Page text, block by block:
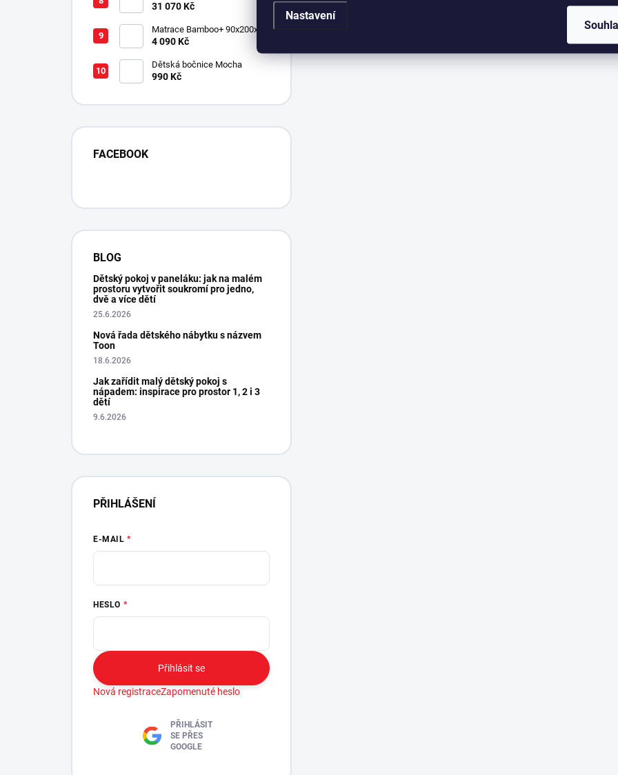
Nastavení
schody SET Mocha Studio
31 070 Kč
Matrace Bamboo+ 90x200x19
cm
4 090 Kč
Dětská bočnice Mocha
990 Kč
FACEBOOK
BLOG
Dětský pokoj v paneláku: jak na malém
prostoru vytvořit soukromí pro jedno,
dvě a více dětí
25.6.2026
Nová řada dětského nábytku s názvem
Toon
18.6.2026
Jak zařídit malý dětský pokoj s
nápadem: inspirace pro prostor 1, 2 i 3
dětí
9.6.2026
PŘIHLÁŠENÍ
E-MAIL
HESLO
Přihlásit se
Nová registraceZapomenuté heslo
PŘIHLÁSIT
SE PŘES
GOOGLE